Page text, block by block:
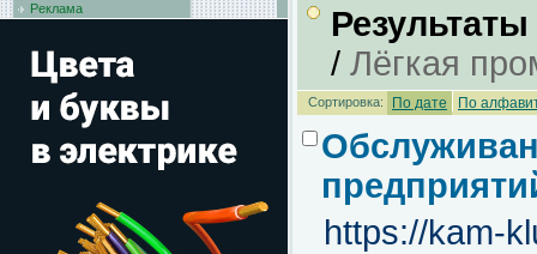
Реклама
/ Лёгкая
Сортировка: По дате По
https://kam-